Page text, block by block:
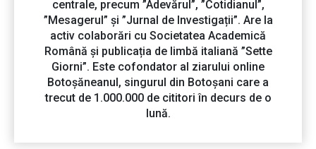
centrale, precum ”Adevărul”, ”Cotidianul”,
”Mesagerul” și ”Jurnal de Investigații”. Are la
activ colaborări cu Societatea Academică
Română și publicația de limbă italiană ”Sette
Giorni”. Este cofondator al ziarului online
Botoșăneanul, singurul din Botoșani care a
trecut de 1.000.000 de cititori în decurs de o
lună.